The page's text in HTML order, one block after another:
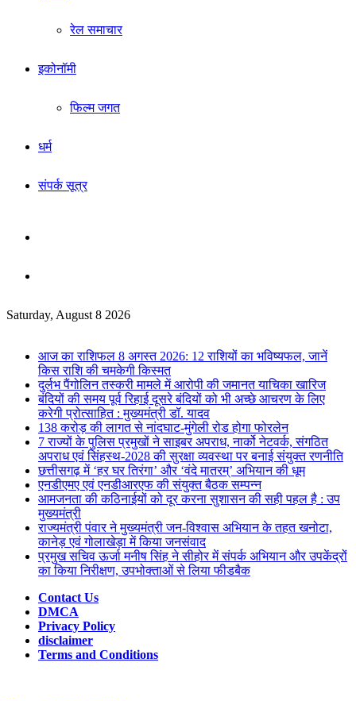
रेल समाचार
इकोनॉमी
फिल्म जगत
धर्म
संपर्क सूत्र
for
Saturday, August 8 2026
आज का राशिफल 8 अगस्त 2026: 12 राशियों का भविष्यफल, जानें
किस राशि की चमकेगी किस्मत
दुर्लभ पैंगोलिन तस्करी मामले में आरोपी की जमानत याचिका खारिज
बंदियों की समय पूर्व रिहाई दूसरे बंदियों को भी अच्छे आचरण के लिए
करेगी प्रोत्साहित : मुख्यमंत्री डॉ. यादव
138 करोड़ की लागत से नांदघाट-मुंगेली रोड होगा फोरलेन
7 राज्यों के पुलिस प्रमुखों ने साइबर अपराध, नार्को नेटवर्क, संगठित
अपराध एवं सिंहस्थ-2028 की सुरक्षा व्यवस्था पर बनाई संयुक्त रणनीति
छत्तीसगढ़ में ‘हर घर तिरंगा’ और ‘वंदे मातरम्’ अभियान की धूम
एनडीएमए एवं एनडीआरएफ की संयुक्त बैठक सम्पन्न
आमजनता की कठिनाईयों को दूर करना सुशासन की सही पहल है : उप
मुख्यमंत्री
राज्यमंत्री पंवार ने मुख्यमंत्री जन-विश्वास अभियान के तहत खनोटा,
कानेड़ एवं गोलाखेड़ा में किया जनसंवाद
प्रमुख सचिव ऊर्जा मनीष सिंह ने सीहोर में संपर्क अभियान और उपकेंद्रों
का किया निरीक्षण, उपभोक्ताओं से लिया फीडबैक
Contact Us
DMCA
Privacy Policy
disclaimer
Terms and Conditions